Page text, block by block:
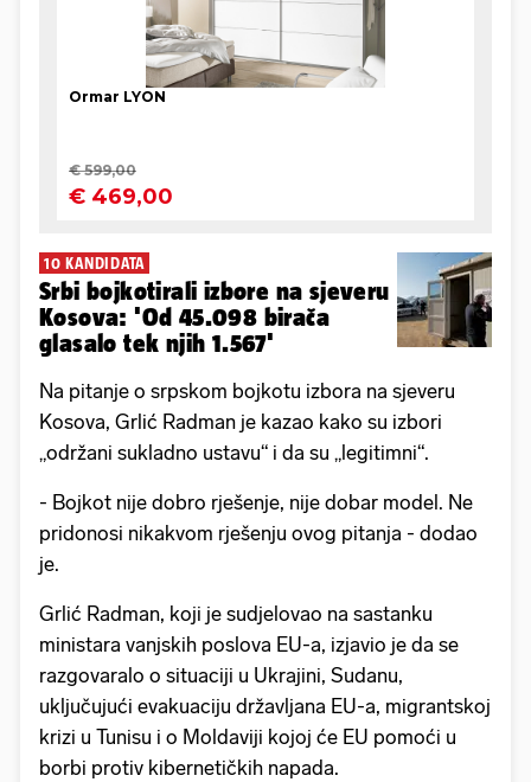
10 KANDIDATA
Srbi bojkotirali izbore na sjeveru
Kosova: 'Od 45.098 birača
glasalo tek njih 1.567'
Na pitanje o srpskom bojkotu izbora na sjeveru
Kosova, Grlić Radman je kazao kako su izbori
„održani sukladno ustavu“ i da su „legitimni“.
- Bojkot nije dobro rješenje, nije dobar model. Ne
pridonosi nikakvom rješenju ovog pitanja - dodao
je.
Grlić Radman, koji je sudjelovao na sastanku
ministara vanjskih poslova EU-a, izjavio je da se
razgovaralo o situaciji u Ukrajini, Sudanu,
uključujući evakuaciju državljana EU-a, migrantskoj
krizi u Tunisu i o Moldaviji kojoj će EU pomoći u
borbi protiv kibernetičkih napada.